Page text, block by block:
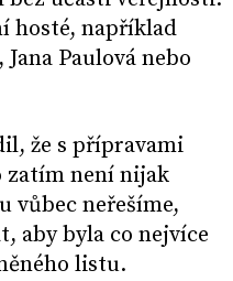
hosté, například
Paulová nebo
že s přípravami
není nijak
vůbec neřešíme,
aby byla co nejvíce
listu.